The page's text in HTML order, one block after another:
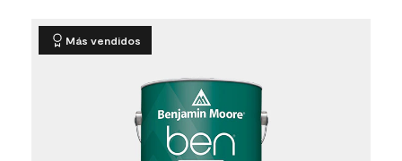
Más vendidos